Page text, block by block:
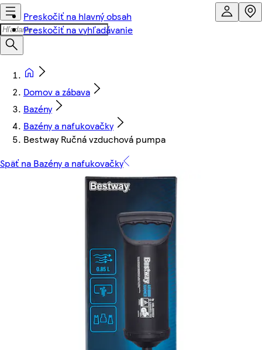
Preskočiť na hlavný obsah
Preskočiť na vyhľadávanie
Domov a zábava
Bazény
Bazény a nafukovačky
Bestway Ručná vzduchová pumpa
Späť na Bazény a nafukovačky